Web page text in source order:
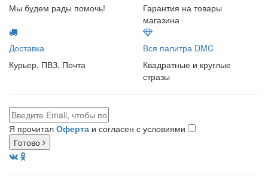
Мы будем рады помочь!
Гарантия на товары
магазина
Доставка
Курьер, ПВЗ, Почта
Вся палитра DMC
Квадратные и круглые
стразы
Я прочитал Оферта и согласен с условиями
Готово